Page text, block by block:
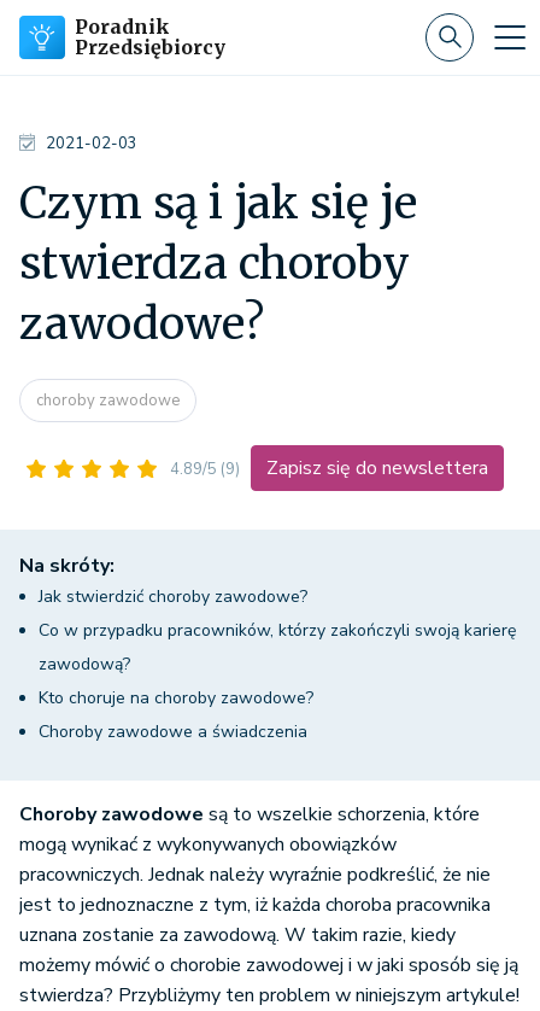
Poradnik
Przedsiębiorcy
2021-02-03
Czym są i jak się je
stwierdza choroby
zawodowe?
choroby zawodowe
4.89/5 (9) Zapisz się do newslettera
Na skróty:
Jak stwierdzić choroby zawodowe?
Co w przypadku pracowników, którzy zakończyli swoją karierę
zawodową?
Kto choruje na choroby zawodowe?
Choroby zawodowe a świadczenia
Choroby zawodowe są to wszelkie schorzenia, które
mogą wynikać z wykonywanych obowiązków
pracowniczych. Jednak należy wyraźnie podkreślić, że nie
jest to jednoznaczne z tym, iż każda choroba pracownika
uznana zostanie za zawodową. W takim razie, kiedy
możemy mówić o chorobie zawodowej i w jaki sposób się ją
stwierdza? Przybliżymy ten problem w niniejszym artykule!